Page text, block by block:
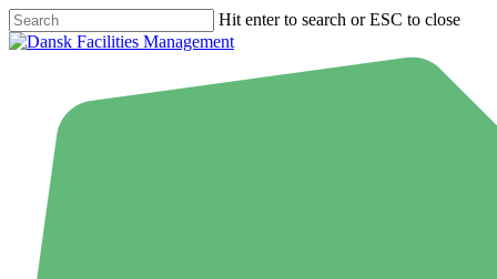
Skip
to
Hit enter to search or ESC to close
Close